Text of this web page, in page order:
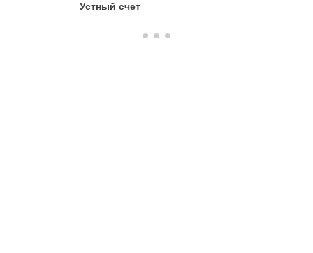
Устный счет